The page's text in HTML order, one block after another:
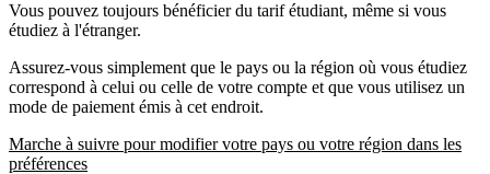
Vous pouvez toujours bénéficier du tarif étudiant, même si vous
étudiez à l'étranger.
Assurez-vous simplement que le pays ou la région où vous étudiez
correspond à celui ou celle de votre compte et que vous utilisez un
mode de paiement émis à cet endroit.
Marche à suivre pour modifier votre pays ou votre région dans les
préférences